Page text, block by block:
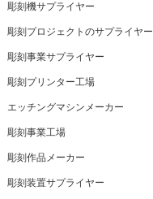
彫刻機サプライヤー
彫刻プロジェクトのサプライヤー
彫刻事業サプライヤー
彫刻プリンター工場
エッチングマシンメーカー
彫刻事業工場
彫刻作品メーカー
彫刻装置サプライヤー